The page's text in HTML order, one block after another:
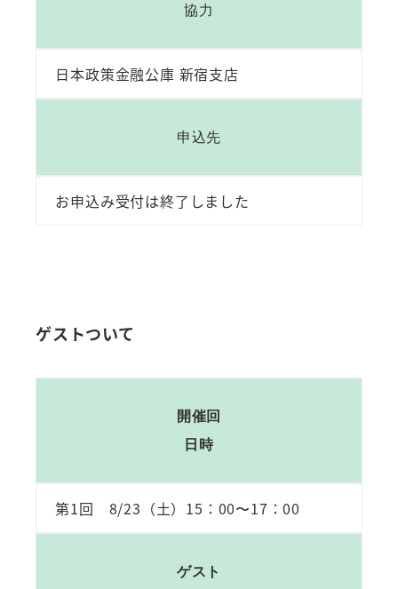
協力
日本政策金融公庫 新宿支店
申込先
お申込み受付は終了しました
ゲストついて
開催回
日時
第1回 8/23（土）15：00〜17：00
ゲスト